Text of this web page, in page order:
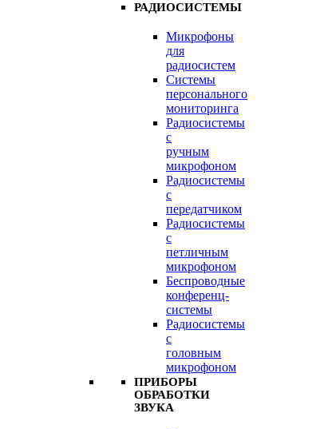
РАДИОСИСТЕМЫ
Микрофоны
для
радиосистем
Системы
персонального
мониторинга
Радиосистемы
c
ручным
микрофоном
Радиосистемы
с
передатчиком
Радиосистемы
с
петличным
микрофоном
Беспроводные
конференц-
системы
Радиосистемы
с
головным
микрофоном
ПРИБОРЫ
ОБРАБОТКИ
ЗВУКА